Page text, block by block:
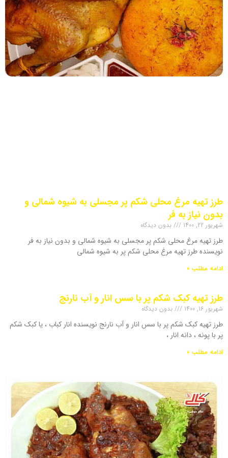
طرز تهیه مرغ محلی شکم پر مجسلی به شیوه شمالی و
بدون نیاز به فر
شهریور 22, 1400 بدون دیدگاه
طرز تهیه مرغ محلی شکم پر مجسلی به شیوه شمالی و بدون نیاز به فر
نویسنده طرز تهیه مرغ محلی شکم پر به شیوه شمالی
ادامه مطلب »
طرز تهیه کبک شکم پر با سس انار و آب نارنج
شهریور 16, 1400 بدون دیدگاه
طرز تهیه کبک شکم پر با سس انار و آب نارنج نویسنده انار کباب ، یا کبک شکم
پر با پونه ، دانه انار ،
ادامه مطلب »